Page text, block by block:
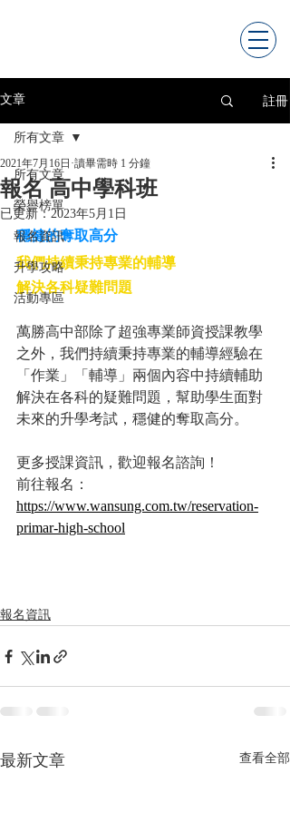
文章 註冊
所有文章
榮譽榜單
報名資訊
升學攻略
活動專區
所有文章
報名 高中學科班
2021年7月16日 讀畢需時 1 分鐘
已更新：2023年5月1日
穩健的奪取高分
我們持續秉持專業的輔導
解決各科疑難問題
萬勝高中部除了超強專業師資授課教學
之外，我們持續秉持專業的輔導經驗在
「作業」「輔導」兩個內容中持續輔助
解決在各科的疑難問題，幫助學生面對
未來的升學考試，穩健的奪取高分。
更多授課資訊，歡迎報名諮詢！
前往報名：
https://www.wansung.com.tw/reservation-
primar-high-school
報名資訊
最新文章 查看全部